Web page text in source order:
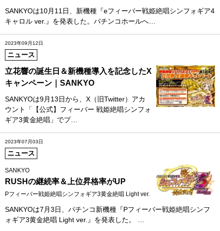
SANKYOは10月11日、新機種『eフィーバー戦姫絶唱シンフォギア4
キャロル ver.』を発表した。パチンコホールへ…
2023年09月12日
ニュース
立花響の誕生日＆新機種導入を記念したX
キャンペーン｜SANKYO
SANKYOは9月13日から、X（旧Twitter）アカ
ウント「【公式】フィーバー 戦姫絶唱シンフォ
ギア3黄金絶唱」でプ…
2023年07月03日
ニュース
SANKYO
RUSHの継続率＆上位昇格率がUP
Pフィーバー戦姫絶唱シンフォギア3黄金絶唱 Light ver.
SANKYOは7月3日、パチンコ新機種『Pフィーバー戦姫絶唱シンフ
ォギア3黄金絶唱 Light ver.』を発表した。 …